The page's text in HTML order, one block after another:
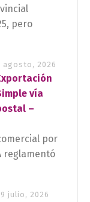
pero
agosto, 2026
vía
–
por
reglamentó
julio, 2026